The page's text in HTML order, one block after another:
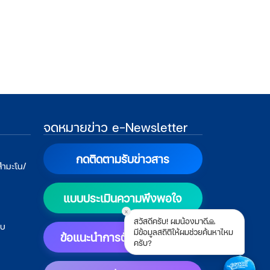
x
สวัสดีครับ! ผมน้องมาดี🙏
มีข้อมูลสถิติให้ผมช่วยค้นหาไหม
ครับ?
มะโน/
จดหมายข่าว e-Newsletter
กดติดตามรับข่าวสาร
แบบประเมินความพึงพอใจ
ข้อแนะนำการตั้งค่าแสดงผล